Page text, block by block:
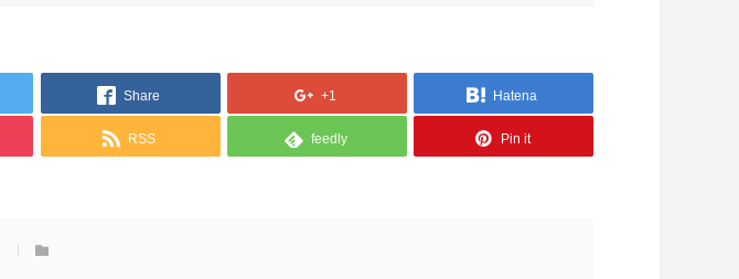
Share +1 Hatena
RSS feedly Pin it